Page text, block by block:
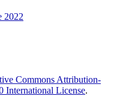
2022
Commons Attribution-
International License.